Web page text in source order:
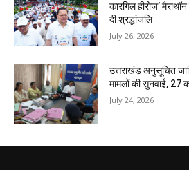
कारगिल हीरोज’
दी श्रद्धांजलि
July 26, 2026
उत्तराखंड अनुसूचित
मामलों की सुनवाई, 27
July 24, 2026